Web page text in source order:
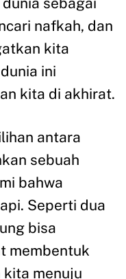
nafkah, dan
kita
ini
kita di akhirat.
antara
sebuah
bahwa
Seperti dua
bisa
membentuk
kita menuju